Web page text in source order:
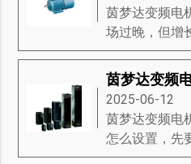
茵梦达变频电
场过晚，但增
2025-06-12
茵梦达变频电
怎么设置，先